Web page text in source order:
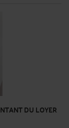
DU LOYER